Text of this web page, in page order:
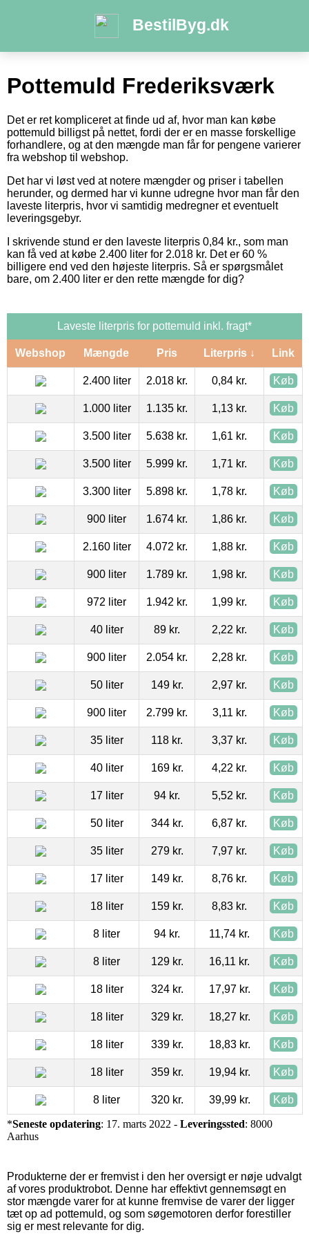
BestilByg.dk
Pottemuld Frederiksværk
Det er ret kompliceret at finde ud af, hvor man kan købe
pottemuld billigst på nettet, fordi der er en masse forskellige
forhandlere, og at den mængde man får for pengene varierer
fra webshop til webshop.
Det har vi løst ved at notere mængder og priser i tabellen
herunder, og dermed har vi kunne udregne hvor man får den
laveste literpris, hvor vi samtidig medregner et eventuelt
leveringsgebyr.
I skrivende stund er den laveste literpris 0,84 kr., som man
kan få ved at købe 2.400 liter for 2.018 kr. Det er 60 %
billigere end ved den højeste literpris. Så er spørgsmålet
bare, om 2.400 liter er den rette mængde for dig?
Laveste literpris for pottemuld inkl. fragt*
Webshop Mængde Pris Literpris ↓ Link
2.400 liter 2.018 kr. 0,84 kr. Køb
1.000 liter 1.135 kr. 1,13 kr. Køb
3.500 liter 5.638 kr. 1,61 kr. Køb
3.500 liter 5.999 kr. 1,71 kr. Køb
3.300 liter 5.898 kr. 1,78 kr. Køb
900 liter 1.674 kr. 1,86 kr. Køb
2.160 liter 4.072 kr. 1,88 kr. Køb
900 liter 1.789 kr. 1,98 kr. Køb
972 liter 1.942 kr. 1,99 kr. Køb
40 liter 89 kr. 2,22 kr. Køb
900 liter 2.054 kr. 2,28 kr. Køb
50 liter 149 kr. 2,97 kr. Køb
900 liter 2.799 kr. 3,11 kr. Køb
35 liter 118 kr. 3,37 kr. Køb
40 liter 169 kr. 4,22 kr. Køb
17 liter 94 kr. 5,52 kr. Køb
50 liter 344 kr. 6,87 kr. Køb
35 liter 279 kr. 7,97 kr. Køb
17 liter 149 kr. 8,76 kr. Køb
18 liter 159 kr. 8,83 kr. Køb
8 liter 94 kr. 11,74 kr. Køb
8 liter 129 kr. 16,11 kr. Køb
18 liter 324 kr. 17,97 kr. Køb
18 liter 329 kr. 18,27 kr. Køb
18 liter 339 kr. 18,83 kr. Køb
18 liter 359 kr. 19,94 kr. Køb
8 liter 320 kr. 39,99 kr. Køb
*Seneste opdatering: 17. marts 2022 - Leveringssted: 8000
Aarhus
Produkterne der er fremvist i den her oversigt er nøje udvalgt
af vores produktrobot. Denne har effektivt gennemsøgt en
stor mængde varer for at kunne fremvise de varer der ligger
tæt op ad pottemuld, og som søgemotoren derfor forestiller
sig er mest relevante for dig.